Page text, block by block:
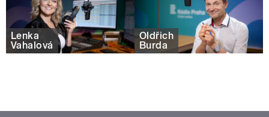
Lenka
Vahalová
Oldřich
Burda